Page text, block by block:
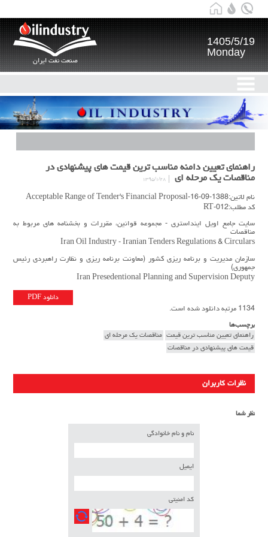
صنعت نفت ایران
1405/5/19
Monday
راهنمای تعیین دامنه مناسب ترین قیمت های پیشنهادی در
مناقصات یک مرحله ای
۱۳۹۵/۱/۲۸
نام لاتین:1388-09-16-Acceptable Range of Tender's Financial Proposal
کد مطلب:RT-012
سایت جامع اویل اینداستری - مجموعه قوانین، مقررات و بخشنامه های مربوط به
مناقصات
Iran Oil Industry - Iranian Tenders Regulations & Circulars
سازمان مدیریت و برنامه ریزی کشور (معاونت برنامه ریزی و نظارت راهبردی رئیس
جمهوری)
Iran Presedentional Planning and Supervision Deputy
دانلود PDF
1134 مرتبه دانلود شده است.
برچسب‌ها
راهنمای تعیین مناسب ترین قیمت مناقصات یک مرحله ای
قیمت های پیشنهادی در مناقصات
نظرات کاربران
نظر شما
نام و نام خانوادگی
ایمیل
کد امنیتی